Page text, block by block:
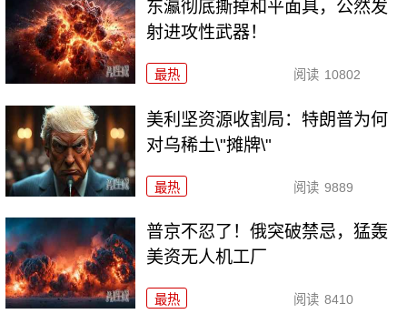
东瀛彻底撕掉和平面具，公然发
射进攻性武器！
最热 阅读 10802
美利坚资源收割局：特朗普为何
对乌稀土\"摊牌\"
最热 阅读 9889
普京不忍了！俄突破禁忌，猛轰
美资无人机工厂
最热 阅读 8410